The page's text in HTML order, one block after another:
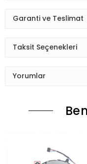
Garanti ve Teslimat
Taksit Seçenekleri
Yorumlar